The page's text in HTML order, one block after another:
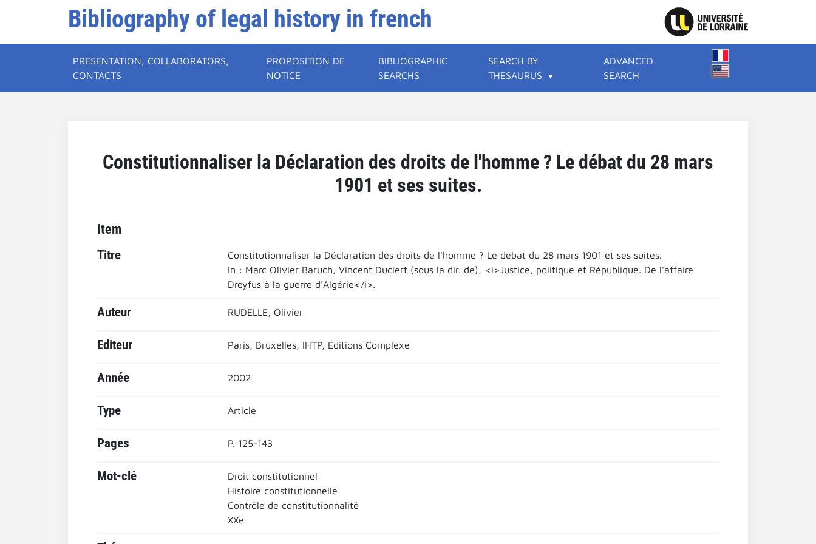
Bibliography of legal history in french
PRESENTATION, COLLABORATORS,
CONTACTS
PROPOSITION DE
NOTICE
BIBLIOGRAPHIC
SEARCHS
SEARCH BY
THESAURUS
ADVANCED
SEARCH
Constitutionnaliser la Déclaration des droits de l'homme ? Le débat du 28 mars
1901 et ses suites.
Item
Titre
Constitutionnaliser la Déclaration des droits de l'homme ? Le débat du 28 mars 1901 et ses suites.
In : Marc Olivier Baruch, Vincent Duclert (sous la dir. de), <i>Justice, politique et République. De l'affaire
Dreyfus à la guerre d'Algérie</i>.
Auteur RUDELLE, Olivier
Editeur Paris, Bruxelles, IHTP, Éditions Complexe
Année 2002
Type Article
Pages P. 125-143
Mot-clé
Droit constitutionnel
Histoire constitutionnelle
Contrôle de constitutionnalité
XXe